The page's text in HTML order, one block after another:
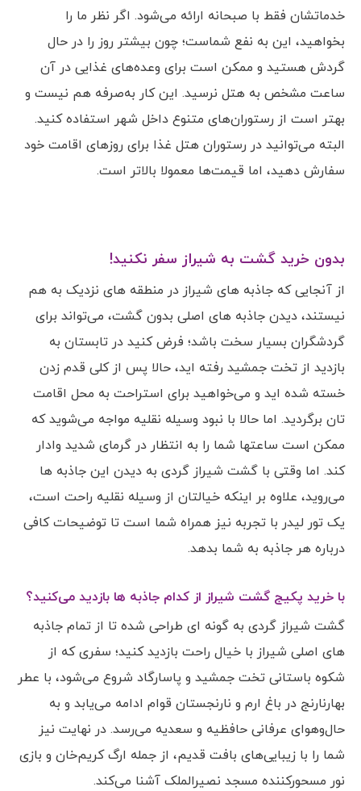
خدماتشان فقط با صبحانه ارائه می‌شود. اگر نظر ما را
بخواهید، این به نفع شماست؛ چون بیشتر روز را در حال
گردش هستید و ممکن است برای وعده‌های غذایی در آن
ساعت مشخص به هتل نرسید. این کار به‌صرفه هم نیست و
بهتر است از رستوران‌های متنوع داخل شهر استفاده کنید.
البته می‌توانید در رستوران هتل غذا برای روزهای اقامت خود
سفارش دهید، اما قیمت‌ها معمولا بالاتر است.
بدون خرید گشت به شیراز سفر نکنید!
از آنجایی که جاذبه های شیراز در منطقه های نزدیک به هم
نیستند، دیدن جاذبه های اصلی بدون گشت، می‌تواند برای
گردشگران بسیار سخت باشد؛ فرض کنید در تابستان به
بازدید از تخت جمشید رفته اید، حالا پس از کلی قدم زدن
خسته شده اید و می‌خواهید برای استراحت به محل اقامت
تان برگردید. اما حالا با نبود وسیله نقلیه مواجه می‌شوید که
ممکن است ساعتها شما را به انتظار در گرمای شدید وادار
کند. اما وقتی با گشت شیراز گردی به دیدن این جاذبه ها
می‌روید، علاوه بر اینکه خیالتان از وسیله نقلیه راحت است،
یک تور لیدر با تجربه نیز همراه شما است تا توضیحات کافی
درباره هر جاذبه به شما بدهد.
با خرید پکیج گشت شیراز از کدام جاذبه ها بازدید می‌کنید؟
گشت شیراز گردی به گونه ای طراحی شده تا از تمام جاذبه
های اصلی شیراز با خیال راحت بازدید کنید؛ سفری که از
شکوه باستانی تخت جمشید و پاسارگاد شروع می‌شود، با عطر
بهارنارنج در باغ ارم و نارنجستان قوام ادامه می‌یابد و به
حال‌وهوای عرفانی حافظیه و سعدیه می‌رسد. در نهایت نیز
شما را با زیبایی‌های بافت قدیم، از جمله ارگ کریم‌خان و بازی
نور مسحورکننده مسجد نصیرالملک آشنا می‌کند.